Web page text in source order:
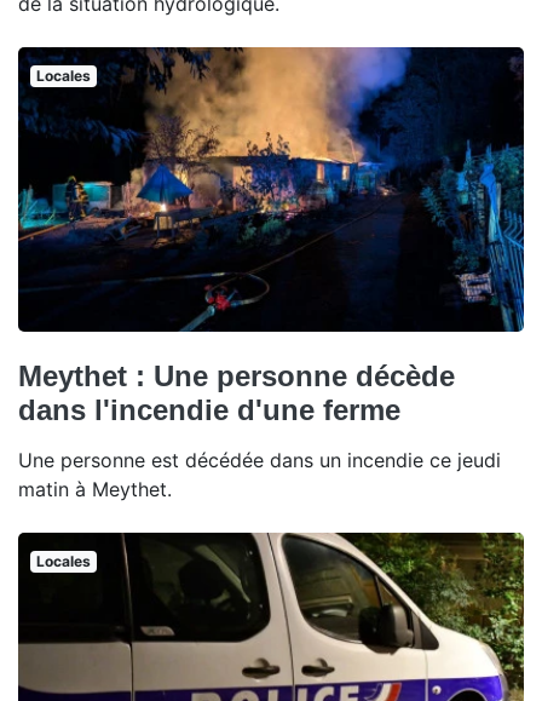
Locales
Meythet : Une personne décède
dans l'incendie d'une ferme
Une personne est décédée dans un incendie ce jeudi
matin à Meythet.
Locales